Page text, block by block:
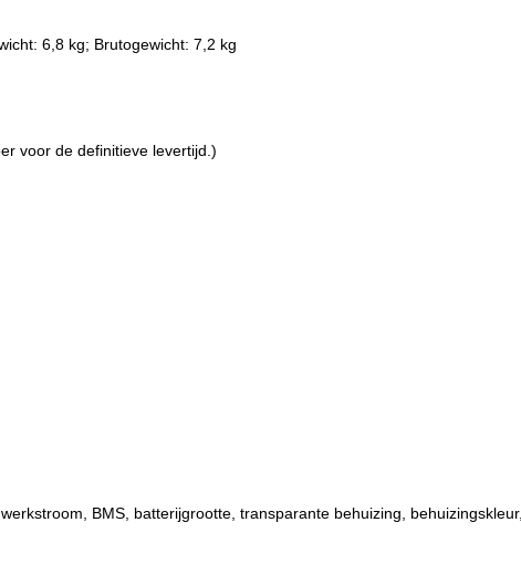
6,8 kg; Brutogewicht: 7,2 kg
voor de definitieve levertijd.)
BMS, batterijgrootte, transparante behuizing, behuizingskleur,